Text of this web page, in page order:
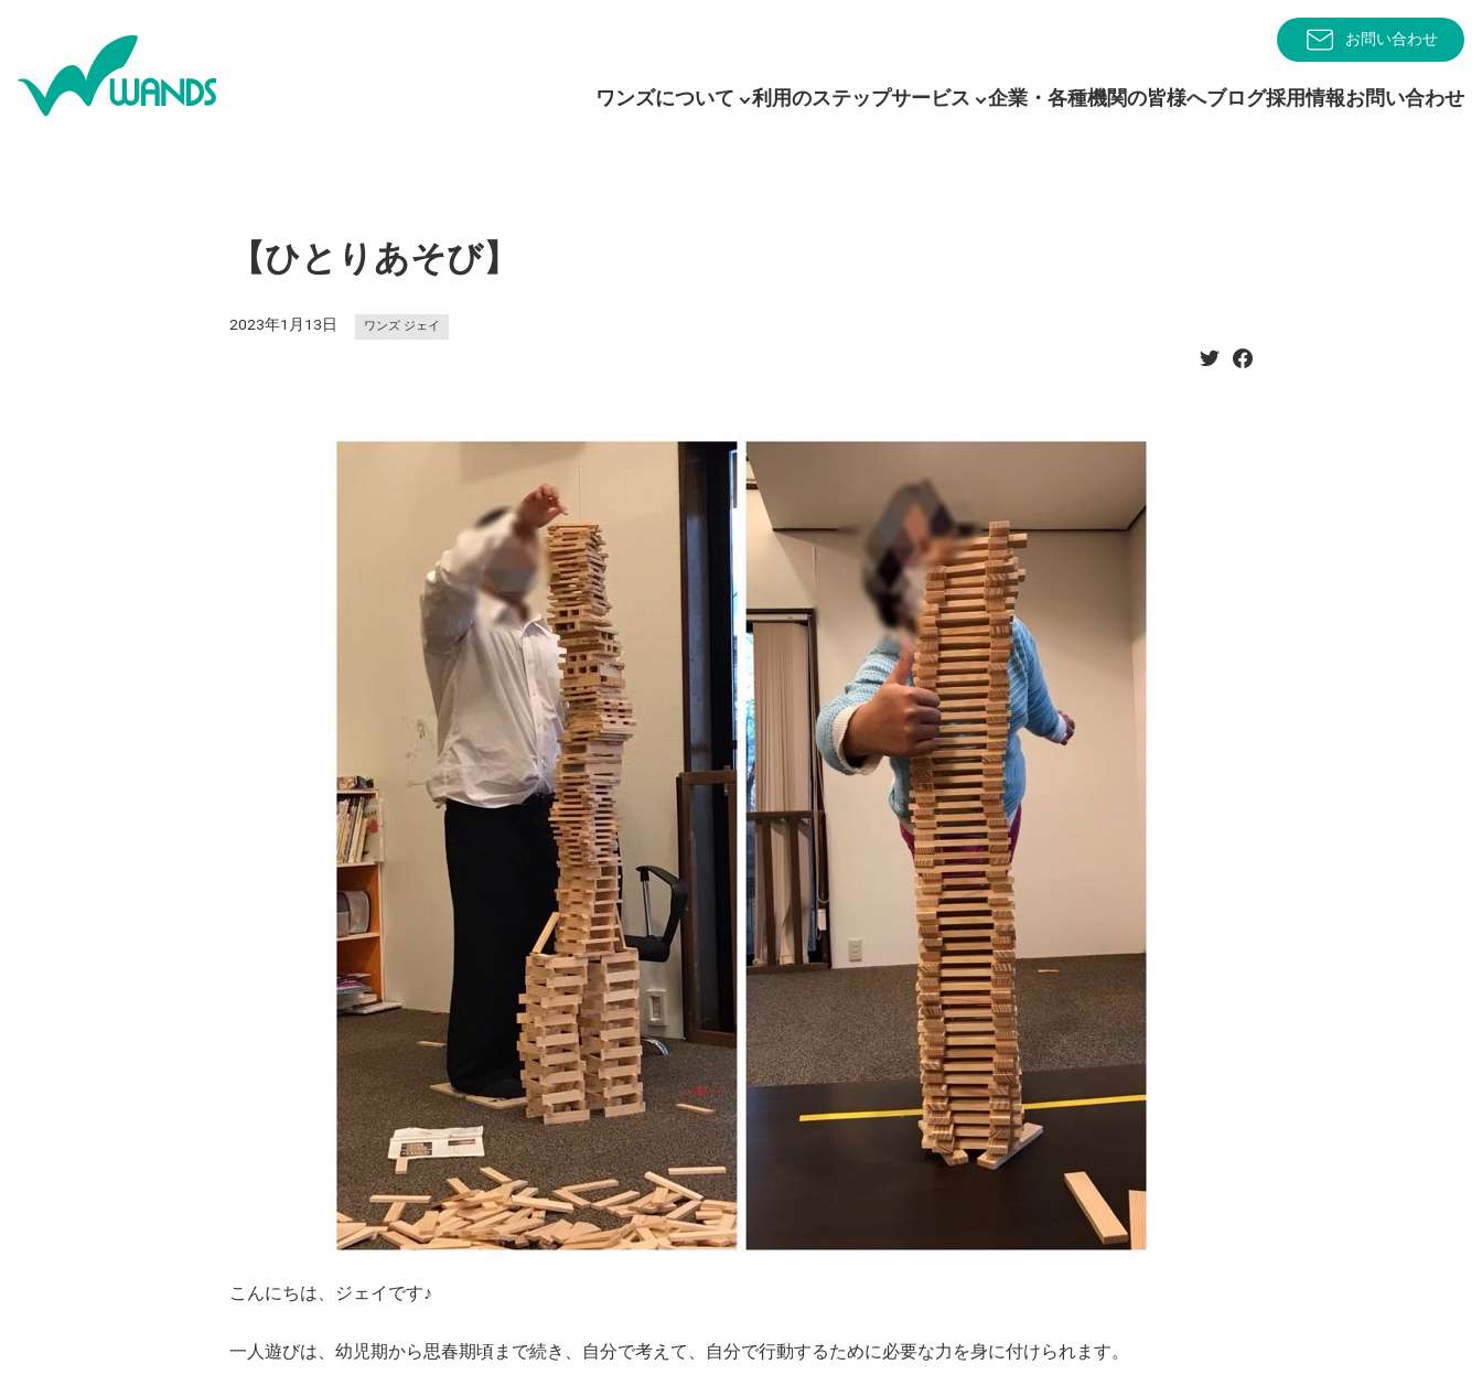
お問い合わせ
ワンズについて 利用のステップサービス 企業・各種機関の皆様へブログ採用情報お問い合わせ
【ひとりあそび】
2023年1月13日 ワンズ ジェイ
こんにちは、ジェイです♪
一人遊びは、幼児期から思春期頃まで続き、自分で考えて、自分で行動するために必要な力を身に付けられます。